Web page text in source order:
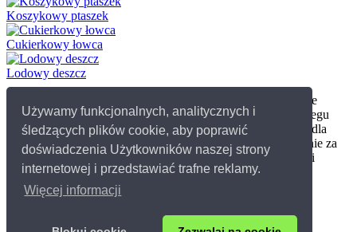
Używamy funkcjonalnych, analitycznych i
śledzących plików cookie, aby poprawić
doświadczenia Użytkowników naszej strony
internetowej i przedstawiać trafne reklamy.
Więcej informacji
Koszykowy ptaszek
Cukierkowy łowca
Lodowy deszcz
Tesknisz troche za sniegiem? A moze wieczorem masz ochote
pobawic sie na sniegu? W takim razie w kategorii gier na sniegu
znajdziesz wiele wspanialych darmowych gier. Gry zimowe dla
dzieci, w które mozesz zagrac to lepienie balwana, odsniezanie za
pomoca ciezkiego sprzetu, jazda na skuterze snieznym, plug i
ubieranie Królewny Sniezki. Gry ubieranki zimowe.
© 2026 Grydladzieci.pl
Kontakt